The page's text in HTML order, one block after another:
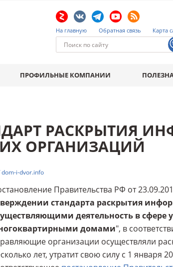
На главную Обратная связь Карта
ПРОФИЛЬНЫЕ КОМПАНИИ
РАСКРЫТИЯ
ОРГАНИЗАЦИЙ
i-dvor.info
Правительства РФ от
стандарта раскрытия
деятельность в сфере
домами", в
организации осуществляли
лет, утратит свою силу с 1 января